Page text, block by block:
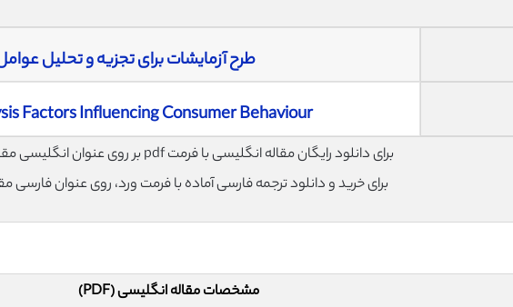
طرح آزمایشات برای تجزیه و تحلیل
Factors Influencing Consumer Behaviour
برای دانلود رایگان مقاله انگلیسی با فرمت pdf بر روی عنوان انگلیسی مقاله کلیک نمایید.
برای خرید و دانلود ترجمه فارسی آماده با فرمت ورد، روی عنوان فارسی
مشخصات مقاله انگلیسی (PDF)